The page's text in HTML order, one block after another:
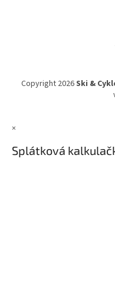
Copyright 2026Ski &
×
Splátková